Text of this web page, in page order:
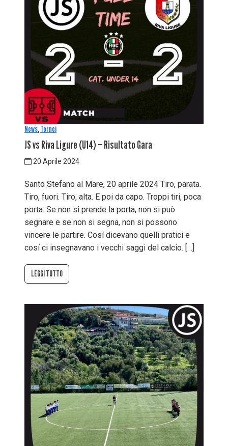
News,Tornei
JS vs Riva Ligure (U14) – Risultato Gara
20 Aprile 2024
Santo Stefano al Mare, 20 aprile 2024 Tiro, parata.
Tiro, fuori. Tiro, alta. E poi da capo. Troppi tiri, poca
porta. Se non si prende la porta, non si può
segnare e se non si segna, non si possono
vincere le partire. Cosí dicevano quelli pratici e
cosí ci insegnavano i vecchi saggi del calcio. […]
LEGGI TUTTO